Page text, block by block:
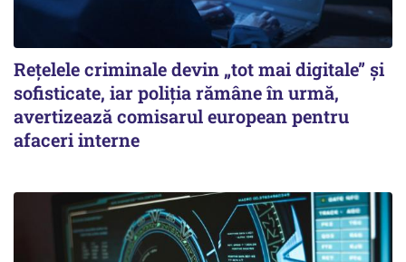
Rețelele criminale devin „tot mai digitale” și
sofisticate, iar poliția rămâne în urmă,
avertizează comisarul european pentru
afaceri interne